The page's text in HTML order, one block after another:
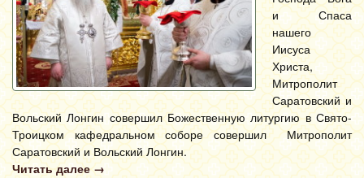
и Спаса
нашего
Иисуса
Христа,
Митрополит
Саратовский и
Вольский Лонгин совершил Божественную литургию в Свято-
Троицком кафедральном соборе совершил Митрополит
Саратовский и Вольский Лонгин.
Читать далее →